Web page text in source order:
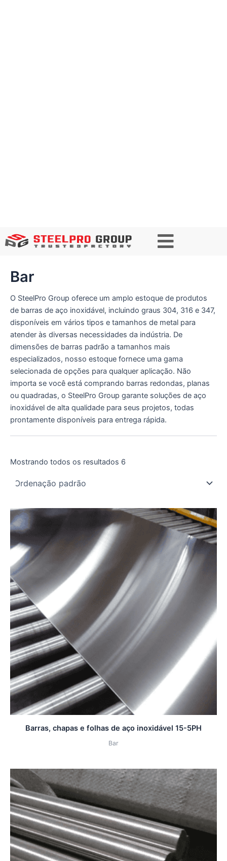
e
u
a
r
Bar
O SteelPro Group oferece um amplo estoque de produtos
de barras de aço inoxidável, incluindo graus 304, 316 e 347,
disponíveis em vários tipos e tamanhos de metal para
atender às diversas necessidades da indústria. De
dimensões de barras padrão a tamanhos mais
especializados, nosso estoque fornece uma gama
selecionada de opções para qualquer aplicação. Não
importa se você está comprando barras redondas, planas
ou quadradas, o SteelPro Group garante soluções de aço
inoxidável de alta qualidade para seus projetos, todas
prontamente disponíveis para entrega rápida.
Mostrando todos os resultados 6
Barras, chapas e folhas de aço inoxidável 15-5PH
Bar